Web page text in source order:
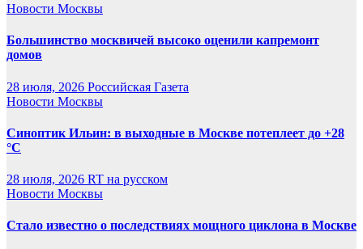
Новости Москвы
Большинство москвичей высоко оценили капремонт
домов
28 июля, 2026 Российская Газета
Новости Москвы
Синоптик Ильин: в выходные в Москве потеплеет до +28
°C
28 июля, 2026 RT на русском
Новости Москвы
Стало известно о последствиях мощного циклона в Москве